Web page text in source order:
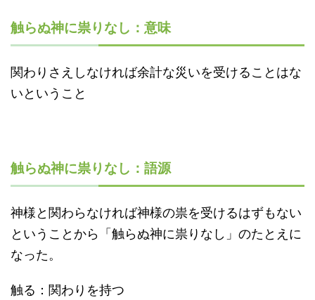
触らぬ神に祟りなし：意味
関わりさえしなければ余計な災いを受けることはな
いということ
触らぬ神に祟りなし：語源
神様と関わらなければ神様の祟を受けるはずもない
ということから「触らぬ神に祟りなし」のたとえに
なった。
触る：関わりを持つ